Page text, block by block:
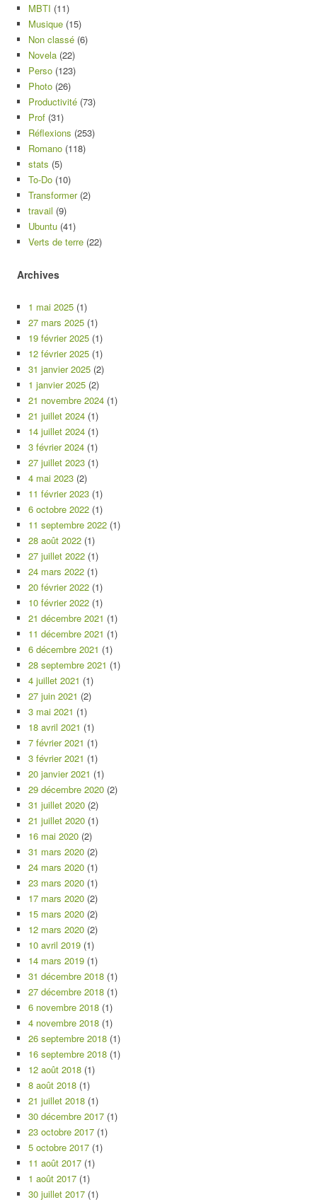
MBTI (11)
Musique (15)
Non classé (6)
Novela (22)
Perso (123)
Photo (26)
Productivité (73)
Prof (31)
Réflexions (253)
Romano (118)
stats (5)
To-Do (10)
Transformer(2)
travail (9)
Ubuntu (41)
Verts de terre (22)
Archives
1 mai 2025 (1)
27 mars 2025 (1)
19 février 2025 (1)
12 février 2025 (1)
31 janvier 2025 (2)
1 janvier 2025 (2)
21 novembre 2024 (1)
21 juillet 2024 (1)
14 juillet 2024 (1)
3 février 2024 (1)
27 juillet 2023 (1)
4 mai 2023 (2)
11 février 2023 (1)
6 octobre 2022 (1)
11 septembre 2022 (1)
28 août 2022 (1)
27 juillet 2022 (1)
24 mars 2022 (1)
20 février 2022 (1)
10 février 2022 (1)
21 décembre 2021 (1)
11 décembre 2021 (1)
6 décembre 2021 (1)
28 septembre 2021 (1)
4 juillet 2021 (1)
27 juin 2021 (2)
3 mai 2021 (1)
18 avril 2021 (1)
7 février 2021 (1)
3 février 2021 (1)
20 janvier 2021 (1)
29 décembre 2020 (2)
31 juillet 2020 (2)
21 juillet 2020 (1)
16 mai 2020 (2)
31 mars 2020 (2)
24 mars 2020 (1)
23 mars 2020 (1)
17 mars 2020 (2)
15 mars 2020 (2)
12 mars 2020 (2)
10 avril 2019 (1)
14 mars 2019 (1)
31 décembre 2018 (1)
27 décembre 2018 (1)
6 novembre 2018 (1)
4 novembre 2018 (1)
26 septembre 2018 (1)
16 septembre 2018 (1)
12 août 2018 (1)
8 août 2018 (1)
21 juillet 2018 (1)
30 décembre 2017 (1)
23 octobre 2017 (1)
5 octobre 2017 (1)
11 août 2017 (1)
1 août 2017 (1)
30 juillet 2017 (1)